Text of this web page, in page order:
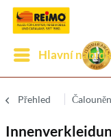
Hlavní
Přehled